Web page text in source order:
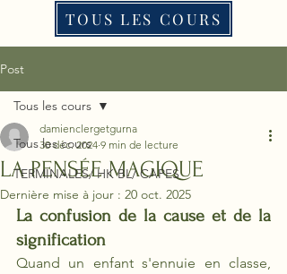
TOUS LES COURS
Post
Tous les cours
TERMINALES/ HK BL/ CAPES
Tous les cours
LA PENSÉE MAGIQUE
damienclergetgurna
30 déc. 2024 9 min de lecture
Dernière mise à jour : 20 oct. 2025
La confusion de la cause et de la
signification
Quand un enfant s'ennuie en classe,